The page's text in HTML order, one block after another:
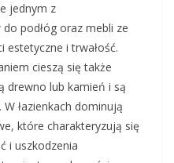
jednym z
podłóg oraz mebli ze
estetyczne i trwałość.
cieszą się także
drewno lub kamień i są
łazienkach dominują
które charakteryzują się
i uszkodzenia